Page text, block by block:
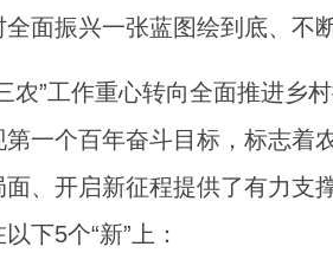
面振兴一张蓝图绘到底、不
农”工作重心转向全面推进乡
第一个百年奋斗目标，标志着
、开启新征程提供了有力支
下5个“新”上：